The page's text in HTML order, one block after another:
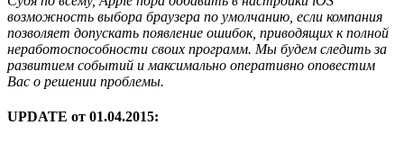
возможность выбора браузера по умолчанию, если компания
позволяет допускать появление ошибок, приводящих к полной
неработоспособности своих программ. Мы будем следить за
развитием событий и максимально оперативно оповестим
Вас о решении проблемы.
UPDATE от 01.04.2015: